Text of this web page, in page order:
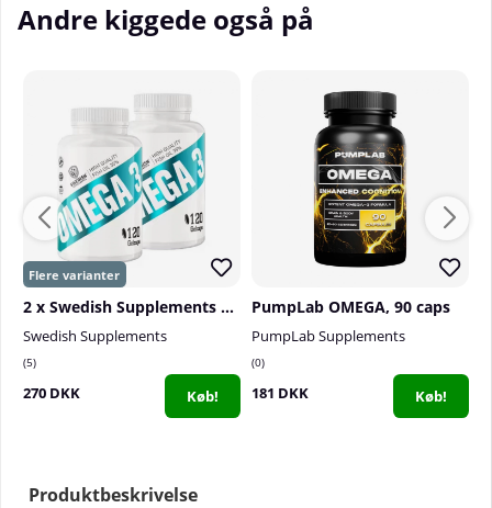
Andre kiggede også på
2 x Swedish Supplements Omega-3, 120 caps
Swedish Supplements
5
270 DKK Køb!
PumpLab OMEGA, 90 caps
PumpLab Supplements
0
181 DKK Køb!
Produktbeskrivelse